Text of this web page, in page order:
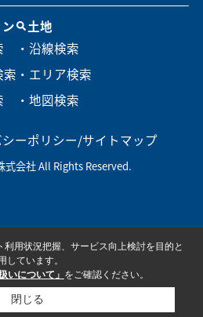
索
土地
・沿線検索
・エリア検索
・地図検索
ーポリシー/サイトマップ
会社 All Rights Reserved.
用状況把握、サービス向上検討を目的と
しています。
いについて」 をご確認ください。
閉じる